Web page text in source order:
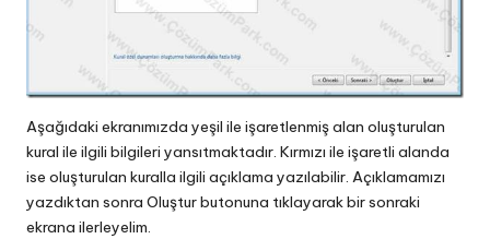
Aşağıdaki ekranımızda yeşil ile işaretlenmiş alan oluşturulan
kural ile ilgili bilgileri yansıtmaktadır. Kırmızı ile işaretli alanda
ise oluşturulan kuralla ilgili açıklama yazılabilir. Açıklamamızı
yazdıktan sonra Oluştur butonuna tıklayarak bir sonraki
ekrana ilerleyelim.